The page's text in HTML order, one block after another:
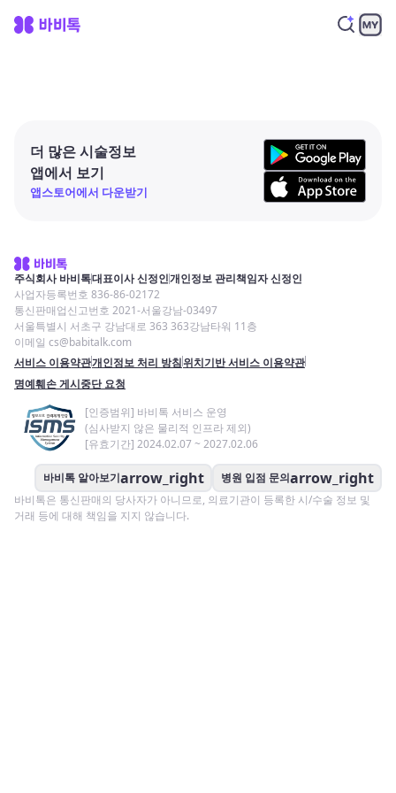
더 많은 시술정보
앱에서 보기
앱스토어에서 다운받기
주식회사 바비톡대표이사 신정인개인정보 관리책임자 신정인
사업자등록번호 836-86-02172
통신판매업신고번호 2021-서울강남-03497
서울특별시 서초구 강남대로 363 363강남타워 11층
이메일 cs@babitalk.com
서비스 이용약관개인정보 처리 방침위치기반 서비스 이용약관
명예훼손 게시중단 요청
[인증범위] 바비톡 서비스 운영
(심사받지 않은 물리적 인프라 제외)
[유효기간] 2024.02.07 ~ 2027.02.06
바비톡 알아보기arrow_right 병원 입점 문의arrow_right
바비톡은 통신판매의 당사자가 아니므로, 의료기관이 등록한 시/수술 정보 및
거래 등에 대해 책임을 지지 않습니다.